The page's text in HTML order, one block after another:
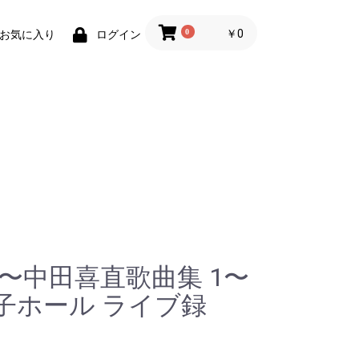
お気に入り ログイン 0 ￥0
中田喜直歌曲集 1〜
ホール ライブ録